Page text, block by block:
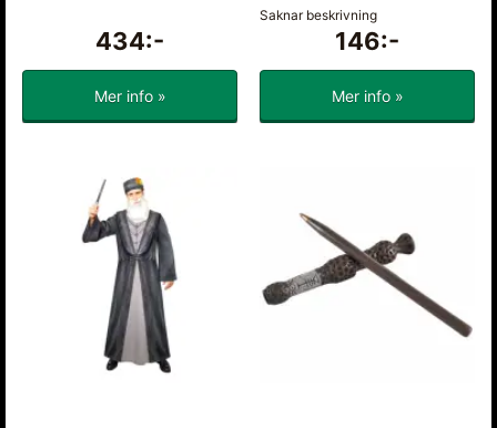
434:-
Mer info »
Saknar beskrivning
146:-
Mer info »